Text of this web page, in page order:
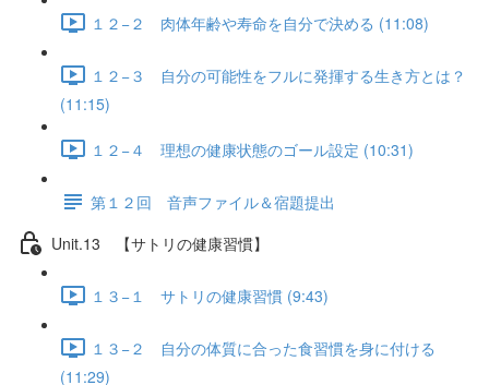
１２−２ 肉体年齢や寿命を自分で決める (11:08)
１２−３ 自分の可能性をフルに発揮する生き方とは？
(11:15)
１２−４ 理想の健康状態のゴール設定 (10:31)
第１２回 音声ファイル＆宿題提出
Unit.13 【サトリの健康習慣】
１３−１ サトリの健康習慣 (9:43)
１３−２ 自分の体質に合った食習慣を身に付ける
(11:29)